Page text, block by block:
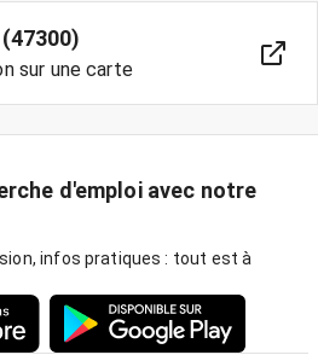
sur une carte
d'emploi avec notre
infos pratiques : tout est à